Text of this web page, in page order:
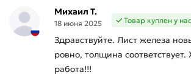
Михаил Т.
18 июня 2025 Товар куплен у нас
Здравствуйте. Лист железа
ровно, толщина
работа!!!